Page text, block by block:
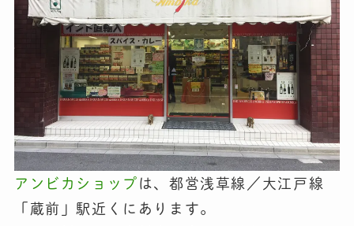
アンビカショップ は、都営浅草線／大江戸線
「蔵前」駅近くにあります。